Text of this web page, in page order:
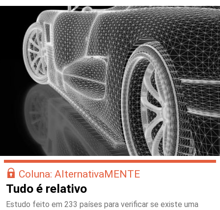
Coluna: AlternativaMENTE
Tudo é relativo
Estudo feito em 233 países para verificar se existe uma